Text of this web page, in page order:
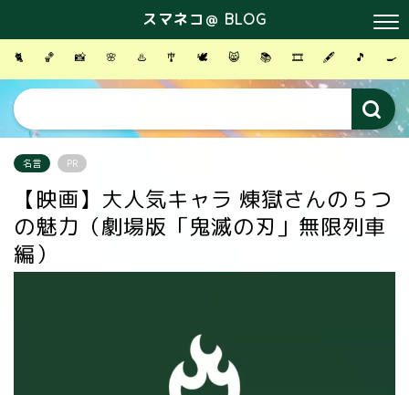
スマネコ＠ BLOG
🐈 🏀 📸 🌸 ♨️ 🎐 🕊 😸 📚 🎞 🖋 🎵 🍳
名言 PR
【映画】大人気キャラ 煉󠄁獄さんの５つ
の魅力（劇場版「鬼滅の刃」無限列車
編）